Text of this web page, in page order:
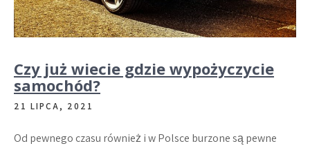
Czy już wiecie gdzie wypożyczycie
samochód?
21 LIPCA, 2021
Od pewnego czasu również i w Polsce burzone są pewne